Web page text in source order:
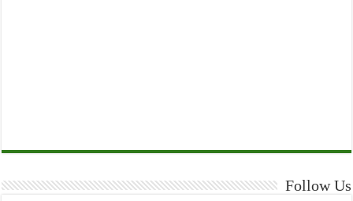
Follow Us